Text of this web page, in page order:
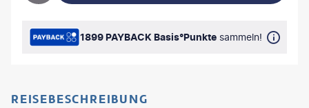
1899 PAYBACK Basis°Punkte sammeln!
REISEBESCHREIBUNG